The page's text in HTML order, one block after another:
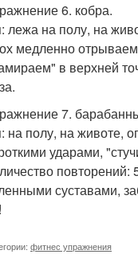
6. кобра.
лежа на полу, на
медленно
в верхней
7.
на полу, на животе,
ударами,
суставами,
фитнес упражнения